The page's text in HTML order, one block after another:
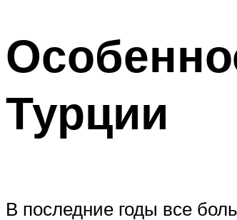
Турции
В последние годы все